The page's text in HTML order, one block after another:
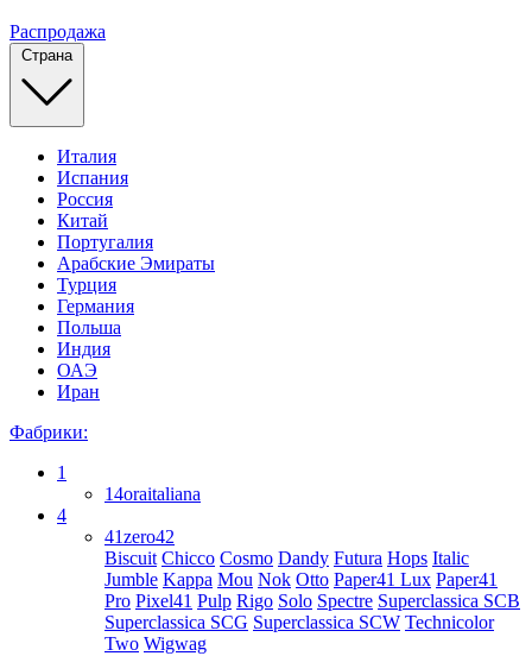
Распродажа
Страна
Италия
Испания
Россия
Китай
Португалия
Арабские Эмираты
Турция
Германия
Польша
Индия
ОАЭ
Иран
Фабрики:
1
14oraitaliana
4
41zero42
Biscuit Chicco Cosmo Dandy Futura Hops Italic
Jumble Kappa Mou Nok Otto Paper41 Lux Paper41
Pro Pixel41 Pulp Rigo Solo Spectre Superclassica SCB
Superclassica SCG Superclassica SCW Technicolor
Two Wigwag